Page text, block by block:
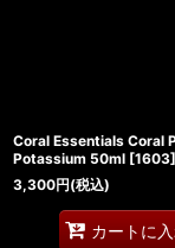
Coral Essentials Coral
Potassium 50ml [1603]
3,300円(税込)
カートに